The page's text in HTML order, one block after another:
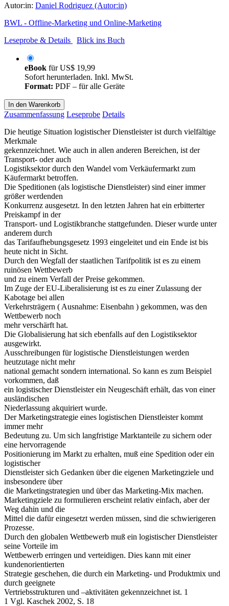
Autor:in: Daniel Rodriguez (Autor:in)
BWL - Offline-Marketing und Online-Marketing
Leseprobe & Details
Blick ins Buch
eBook fürUS$ 19,99
Sofort herunterladen. Inkl. MwSt.
Format: PDF – für alle Geräte
In den Warenkorb
Zusammenfassung Leseprobe Details
Die heutige Situation logistischer Dienstleister ist durch vielfältige
Merkmale
gekennzeichnet. Wie auch in allen anderen Bereichen, ist der
Transport- oder auch
Logistiksektor durch den Wandel vom Verkäufermarkt zum
Käufermarkt betroffen.
Die Speditionen (als logistische Dienstleister) sind einer immer
größer werdenden
Konkurrenz ausgesetzt. In den letzten Jahren hat ein erbitterter
Preiskampf in der
Transport- und Logistikbranche stattgefunden. Dieser wurde unter
anderem durch
das Tarifaufhebungsgesetz 1993 eingeleitet und ein Ende ist bis
heute nicht in Sicht.
Durch den Wegfall der staatlichen Tarifpolitik ist es zu einem
ruinösen Wettbewerb
und zu einem Verfall der Preise gekommen.
Im Zuge der EU-Liberalisierung ist es zu einer Zulassung der
Kabotage bei allen
Verkehrsträgern ( Ausnahme: Eisenbahn ) gekommen, was den
Wettbewerb noch
mehr verschärft hat.
Die Globalisierung hat sich ebenfalls auf den Logistiksektor
ausgewirkt.
Ausschreibungen für logistische Dienstleistungen werden
heutzutage nicht mehr
national gemacht sondern international. So kann es zum Beispiel
vorkommen, daß
ein logistischer Dienstleister ein Neugeschäft erhält, das von einer
ausländischen
Niederlassung akquiriert wurde.
Der Marketingstrategie eines logistischen Dienstleister kommt
immer mehr
Bedeutung zu. Um sich langfristige Marktanteile zu sichern oder
eine hervorragende
Positionierung im Markt zu erhalten, muß eine Spedition oder ein
logistischer
Dienstleister sich Gedanken über die eigenen Marketingziele und
insbesondere über
die Marketingstrategien und über das Marketing-Mix machen.
Marketingziele zu formulieren erscheint relativ einfach, aber der
Weg dahin und die
Mittel die dafür eingesetzt werden müssen, sind die schwierigeren
Prozesse.
Durch den globalen Wettbewerb muß ein logistischer Dienstleister
seine Vorteile im
Wettbewerb erringen und verteidigen. Dies kann mit einer
kundenorientierten
Strategie geschehen, die durch ein Marketing- und Produktmix und
durch geeignete
Vertriebsstrukturen und –aktivitäten gekennzeichnet ist. 1
1 Vgl. Kaschek 2002, S. 18